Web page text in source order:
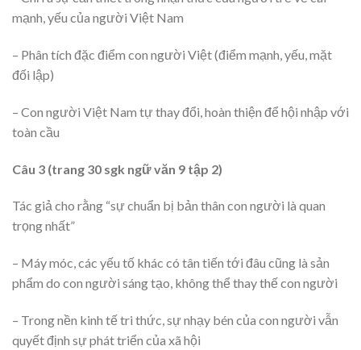
mạnh, yếu của người Việt Nam
– Phân tích đặc điểm con người Việt (điểm mạnh, yếu, mặt
đối lập)
– Con người Việt Nam tự thay đổi, hoàn thiện để hội nhập với
toàn cầu
Câu 3 (trang 30 sgk ngữ văn 9 tập 2)
Tác giả cho rằng “sự chuẩn bị bản thân con người là quan
trọng nhất”
– Máy móc, các yếu tố khác có tân tiến tới đâu cũng là sản
phẩm do con người sáng tạo, không thể thay thế con người
– Trong nền kinh tế tri thức, sự nhạy bén của con người vẫn
quyết định sự phát triển của xã hội